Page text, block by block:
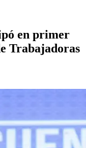
en primer
Trabajadoras